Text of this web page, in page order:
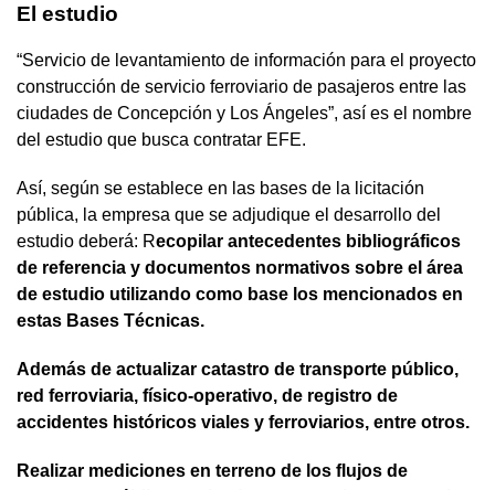
El estudio
“Servicio de levantamiento de información para el proyecto
construcción de servicio ferroviario de pasajeros entre las
ciudades de Concepción y Los Ángeles”, así es el nombre
del estudio que busca contratar EFE.
Así, según se establece en las bases de la licitación
pública, la empresa que se adjudique el desarrollo del
estudio deberá: Recopilar antecedentes bibliográficos
de referencia y documentos normativos sobre el área
de estudio utilizando como base los mencionados en
estas Bases Técnicas.
Además de actualizar catastro de transporte público,
red ferroviaria, físico-operativo, de registro de
accidentes históricos viales y ferroviarios, entre otros.
Realizar mediciones en terreno de los flujos de